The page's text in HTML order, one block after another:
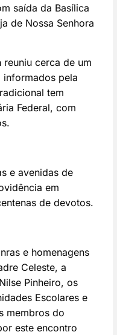
saída da Basílica
de Nossa Senhora
cerca de um
informados pela
tem
Federal, com
e avenidas de
em
de devotos.
e homenagens
Celeste, a
Pinheiro, os
Escolares e
membros do
este encontro